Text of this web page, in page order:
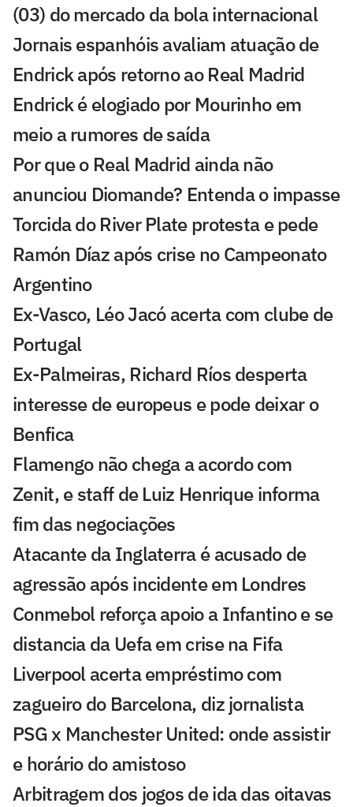
(03) do mercado da bola internacional
Jornais espanhóis avaliam atuação de
Endrick após retorno ao Real Madrid
Endrick é elogiado por Mourinho em
meio a rumores de saída
Por que o Real Madrid ainda não
anunciou Diomande? Entenda o impasse
Torcida do River Plate protesta e pede
Ramón Díaz após crise no Campeonato
Argentino
Ex-Vasco, Léo Jacó acerta com clube de
Portugal
Ex-Palmeiras, Richard Ríos desperta
interesse de europeus e pode deixar o
Benfica
Flamengo não chega a acordo com
Zenit, e staff de Luiz Henrique informa
fim das negociações
Atacante da Inglaterra é acusado de
agressão após incidente em Londres
Conmebol reforça apoio a Infantino e se
distancia da Uefa em crise na Fifa
Liverpool acerta empréstimo com
zagueiro do Barcelona, diz jornalista
PSG x Manchester United: onde assistir
e horário do amistoso
Arbitragem dos jogos de ida das oitavas